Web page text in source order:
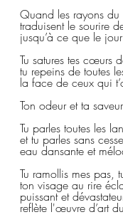
Quand les rayons du
traduisent le sourire
jusqu’à ce que le
Tu satures tes cœurs
tu repeins de toutes
la face de ceux qui
Ton odeur et ta
Tu parles toutes les
et tu parles sans cesse
eau dansante et
Tu ramollis mes pas,
ton visage au rire
puissant et
reflète l'œuvre d’art